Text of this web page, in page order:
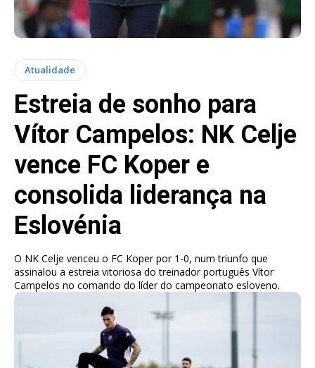
Atualidade
Estreia de sonho para
Vítor Campelos: NK Celje
vence FC Koper e
consolida liderança na
Eslovénia
O NK Celje venceu o FC Koper por 1-0, num triunfo que
assinalou a estreia vitoriosa do treinador português Vítor
Campelos no comando do líder do campeonato esloveno.